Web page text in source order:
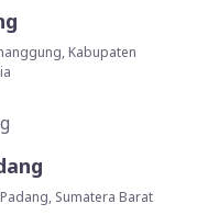
Kabupaten
Sumatera Barat